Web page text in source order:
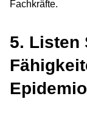
Fachkräfte.
5. Listen